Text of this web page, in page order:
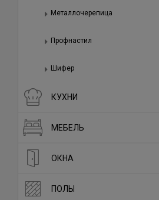
Металлочерепица
Профнастил
Шифер
КУХНИ
МЕБЕЛЬ
ОКНА
ПОЛЫ